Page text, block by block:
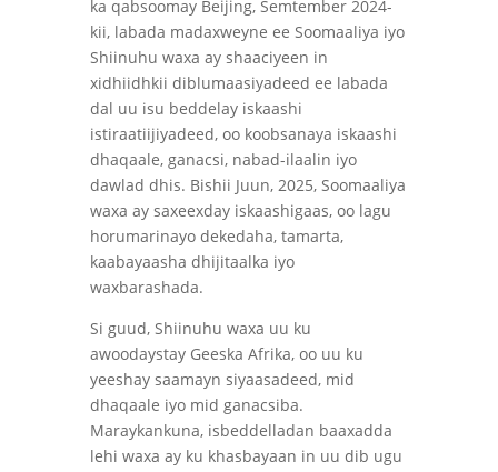
ka qabsoomay Beijing, Semtember 2024-
kii, labada madaxweyne ee Soomaaliya iyo
Shiinuhu waxa ay shaaciyeen in
xidhiidhkii diblumaasiyadeed ee labada
dal uu isu beddelay iskaashi
istiraatiijiyadeed, oo koobsanaya iskaashi
dhaqaale, ganacsi, nabad-ilaalin iyo
dawlad dhis. Bishii Juun, 2025, Soomaaliya
waxa ay saxeexday iskaashigaas, oo lagu
horumarinayo dekedaha, tamarta,
kaabayaasha dhijitaalka iyo
waxbarashada.
Si guud, Shiinuhu waxa uu ku
awoodaystay Geeska Afrika, oo uu ku
yeeshay saamayn siyaasadeed, mid
dhaqaale iyo mid ganacsiba.
Maraykankuna, isbeddelladan baaxadda
lehi waxa ay ku khasbayaan in uu dib ugu